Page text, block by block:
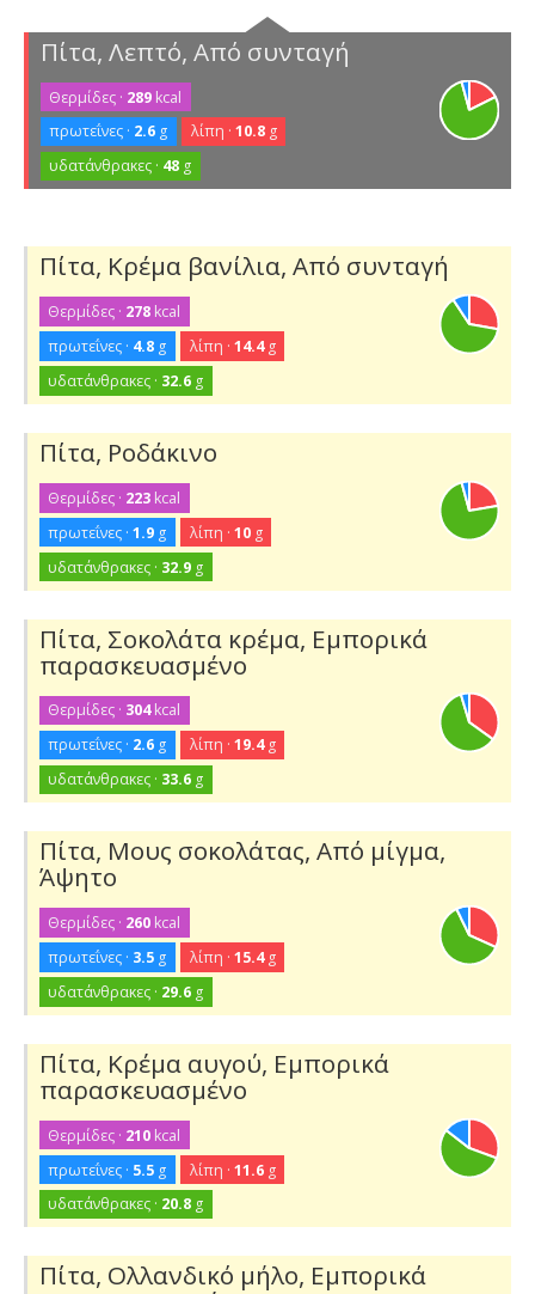
Πίτα, Λεπτό, Από συνταγή
Θερμίδες · 289 kcal
πρωτεΐνες · 2.6 g λίπη · 10.8g
υδατάνθρακες · 48 g
Πίτα, Κρέμα βανίλια, Από συνταγή
Θερμίδες · 278 kcal
πρωτεΐνες · 4.8 g λίπη · 14.4g
υδατάνθρακες · 32.6 g
Πίτα, Ροδάκινο
Θερμίδες · 223 kcal
πρωτεΐνες ·1.9 g λίπη · 10g
υδατάνθρακες · 32.9 g
Πίτα, Σοκολάτα κρέμα, Εμπορικά
παρασκευασμένο
Θερμίδες · 304kcal
πρωτεΐνες · 2.6 g λίπη · 19.4g
υδατάνθρακες · 33.6 g
Πίτα, Μους σοκολάτας, Από μίγμα,
Άψητο
Θερμίδες · 260 kcal
πρωτεΐνες · 3.5 g λίπη · 15.4g
υδατάνθρακες · 29.6 g
Πίτα, Κρέμα αυγού, Εμπορικά
παρασκευασμένο
Θερμίδες · 210 kcal
πρωτεΐνες · 5.5 g λίπη · 11.6g
υδατάνθρακες · 20.8 g
Πίτα, Ολλανδικό μήλο, Εμπορικά